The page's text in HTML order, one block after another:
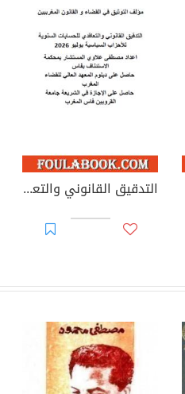
التدقيق القانوني والتعاقدي للحسابات السنوية للأحزاب السياسية